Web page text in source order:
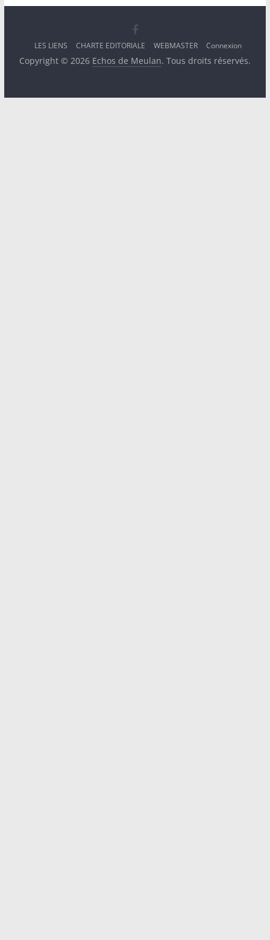
LES LIENS CHARTE EDITORIALE WEBMASTER Connexion
Copyright © 2026 Echos de Meulan. Tous droits réservés.